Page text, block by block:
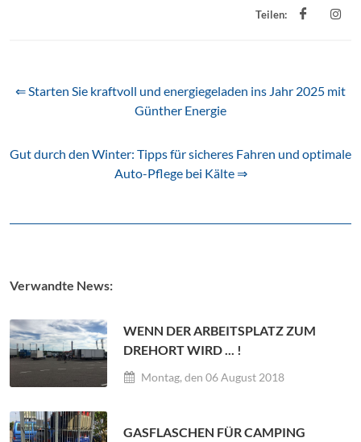
Teilen:
⇐ Starten Sie kraftvoll und energiegeladen ins Jahr 2025 mit
Günther Energie
Gut durch den Winter: Tipps für sicheres Fahren und optimale
Auto-Pflege bei Kälte ⇒
Verwandte News:
WENN DER ARBEITSPLATZ ZUM
DREHORT WIRD ... !
Montag, den 06 August 2018
GASFLASCHEN FÜR CAMPING